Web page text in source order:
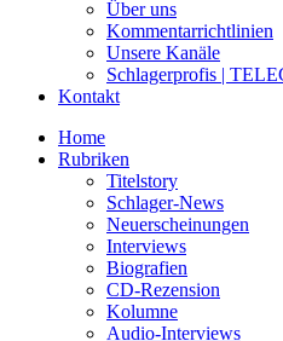
Über uns
Kommentarrichtlinien
Unsere Kanäle
Schlagerprofis |
Kontakt
Home
Rubriken
Titelstory
Schlager-News
Neuerscheinungen
Interviews
Biografien
CD-Rezension
Kolumne
Audio-Interviews